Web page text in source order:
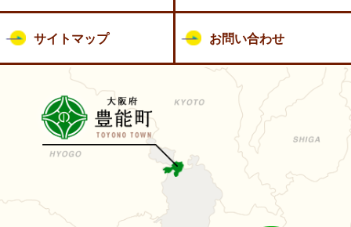
サイトマップ お問い合わせ